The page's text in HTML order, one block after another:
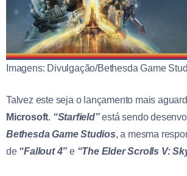
Imagens: Divulgação/Bethesda Game
Talvez este seja o lançamento mais
Microsoft. “Starfield”está sendo
Bethesda Game Studios, a mesma
de “Fallout 4” e “The Elder Scrolls V: